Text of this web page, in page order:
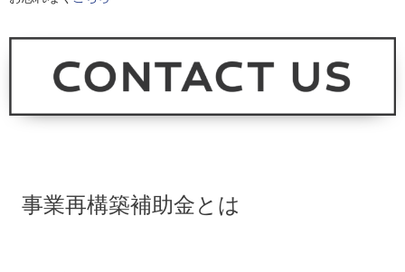
事業再構築補助金とは